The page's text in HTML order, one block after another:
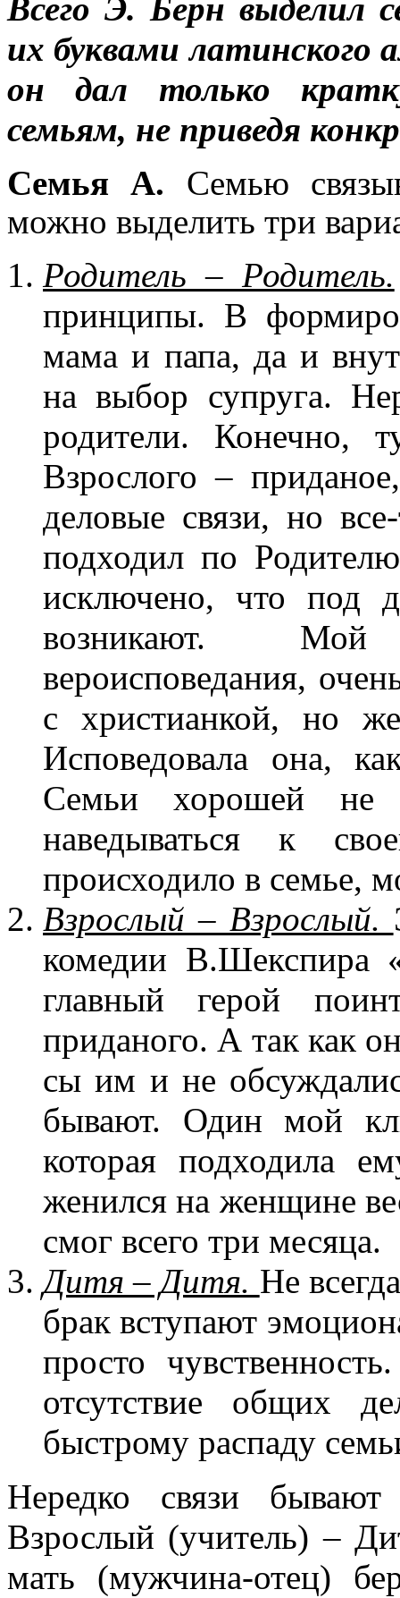
Всего Э. Берн выделил
их буквами
он дал только
семьям, не приведя
Семья А. Семью
можно выделить три
Родитель – Родитель.
принципы. В
мама и папа, да и
на вы­бор супруга.
родите­ли. Конечно,
Взрослого –
деловые связи, но
подходил по
исключено, что под
возникают. Мой
вероисповедания,
с христианкой, но
Исповедовала она,
Семьи хорошей не
наведываться к
происходило в семье,
Взрослый – Взрослый.
комедии В.Шекспира
главный герой
приданого. А так как
сы им и не
бывают. Один мой
кото­рая подходила
женился на женщине
смог всего три месяца.
Дитя – Дитя. Не
брак вступают
просто
отсутствие общих
быстро­му распаду
Нередко связи
Взрослый (учитель) –
мать (мужчина-отец)